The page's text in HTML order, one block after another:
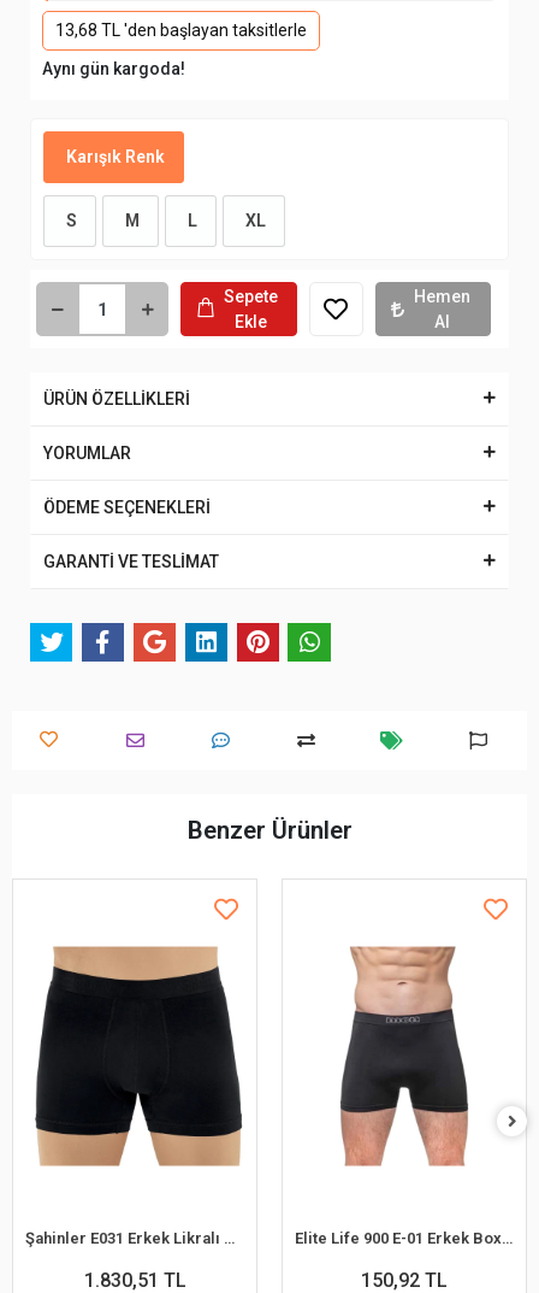
13,68 TL 'den başlayan taksitlerle
Aynı gün kargoda!
Karışık Renk
S M L XL
Sepete
Ekle
Hemen
Al
ÜRÜN ÖZELLİKLERİ
YORUMLAR
ÖDEME SEÇENEKLERİ
GARANTİ VE TESLİMAT
Benzer Ürünler
Şahinler E031 Erkek Likralı Boxer Külot 6lı Paket Siyah S
1.830,51 TL
Elite Life 900 E-01 Erkek Boxer
150,92 TL